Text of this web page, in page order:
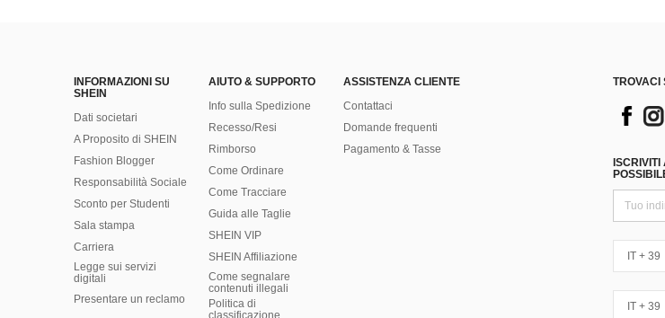
INFORMAZIONI SU
SHEIN
Dati societari
A Proposito di SHEIN
Fashion Blogger
Responsabilità Sociale
Sconto per Studenti
Sala stampa
Carriera
Legge sui servizi
digitali
Presentare un reclamo
AIUTO & SUPPORTO
Info sulla Spedizione
Recesso/Resi
Rimborso
Come Ordinare
Come Tracciare
Guida alle Taglie
SHEIN VIP
SHEIN Affiliazione
Come segnalare
contenuti illegali
Politica di
classificazione
ASSISTENZA CLIENTE
Contattaci
Domande frequenti
Pagamento & Tasse
TROVACI
IT + 39
IT + 39